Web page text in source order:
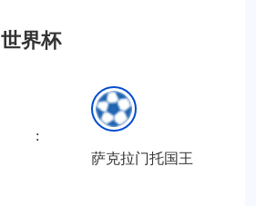
世界杯
:
萨克拉门托国王